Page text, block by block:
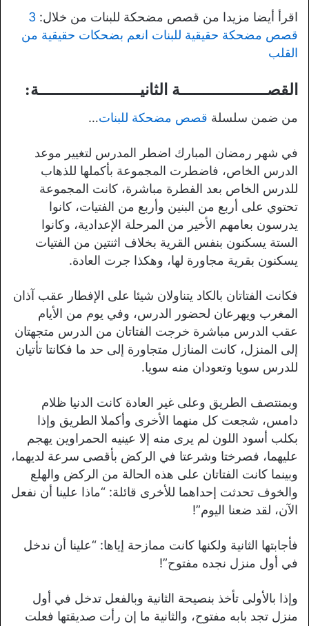
اقرأ أيضا مزيدا من قصص مضحكة للبنات من خلال: 3
قصص مضحكة حقيقية للبنات انعم بضحكات حقيقية من
القلب
القصــــــــــــــــــة الثانيـــــــــــــــــــــة:
من ضمن سلسلة قصص مضحكة للبنات…
في شهر رمضان المبارك اضطر المدرس لتغيير موعد
الدرس الخاص، فاضطرت المجموعة بأكملها للذهاب
للدرس الخاص بعد الفطرة مباشرة، كانت المجموعة
تحتوي على أربع من البنين وأربع من الفتيات، كانوا
يدرسون بعامهم الأخير من المرحلة الإعدادية، وكانوا
الستة يسكنون بنفس القرية بخلاف اثنتين من الفتيات
يسكنون بقرية مجاورة لها، وهكذا جرت العادة.
فكانت الفتاتان بالكاد يتناولان شيئا على الإفطار عقب آذان
المغرب ويهرعان لحضور الدرس، وفي يوم من الأيام
عقب الدرس مباشرة خرجت الفتاتان من الدرس متجهتان
إلى المنزل، كانت المنازل متجاورة إلى حد ما فكانتا تأتيان
للدرس سويا وتعودان منه سويا.
وبمنتصف الطريق وعلى غير العادة كانت الدنيا ظلام
دامس، شجعت كل منهما الأخرى وأكملا الطريق وإذا
بكلب أسود اللون لم يرى منه إلا عينيه الحمراوين يهجم
عليهما، فصرختا وشرعتا في الركض بأقصى سرعة لديهما،
وبينما كانت الفتاتان على هذه الحالة من الركض والهلع
والخوف تحدثت إحداهما للأخرى قائلة: “ماذا علينا أن نفعل
الآن، لقد ضعنا اليوم”!
فأجابتها الثانية ولكنها كانت ممازحة إياها: “علينا أن ندخل
في أول منزل نجده مفتوح”!
وإذا بالأولى تأخذ بنصيحة الثانية وبالفعل تدخل في أول
منزل تجد بابه مفتوح، والثانية ما إن رأت صديقتها فعلت